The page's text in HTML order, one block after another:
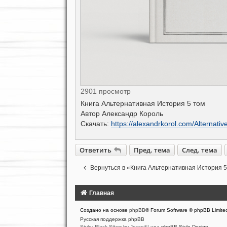
2901 просмотр
Книга Альтернативная История 5 том
Автор Александр Король
Скачать: https://alexandrkorol.com/
Ответить Пред. тема След. тема
Вернуться в «Книга Альтернативная История
Главная
Создано на основе phpBB® Forum Software © phpBB
Русская поддержка phpBB